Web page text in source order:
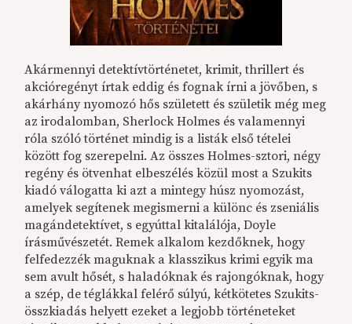
Akármennyi detektívtörténetet, krimit, thrillert és
akcióregényt írtak eddig és fognak írni a jövőben, s
akárhány nyomozó hős született és születik még meg
az irodalomban, Sherlock Holmes és valamennyi
róla szóló történet mindig is a listák első tételei
között fog szerepelni. Az összes Holmes-sztori, négy
regény és ötvenhat elbeszélés közül most a Szukits
kiadó válogatta ki azt a mintegy húsz nyomozást,
amelyek segítenek megismerni a különc és zseniális
magándetektívet, s egyúttal kitalálója, Doyle
írásművészetét. Remek alkalom kezdőknek, hogy
felfedezzék maguknak a klasszikus krimi egyik ma
sem avult hősét, s haladóknak és rajongóknak, hogy
a szép, de téglákkal felérő súlyú, kétkötetes Szukits-
összkiadás helyett ezeket a legjobb történeteket